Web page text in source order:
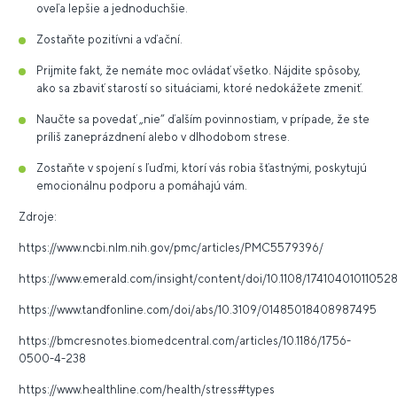
oveľa lepšie a jednoduchšie.
Zostaňte pozitívni a vďační.
Prijmite fakt, že nemáte moc ovládať všetko. Nájdite spôsoby,
ako sa zbaviť starostí so situáciami, ktoré nedokážete zmeniť.
Naučte sa povedať „nie“ ďalším povinnostiam, v prípade, že ste
príliš zaneprázdnení alebo v dlhodobom strese.
Zostaňte v spojení s ľuďmi, ktorí vás robia šťastnými, poskytujú
emocionálnu podporu a pomáhajú vám.
Zdroje:
https://www.ncbi.nlm.nih.gov/pmc/articles/PMC5579396/
https://www.emerald.com/insight/content/doi/10.1108/
https://www.tandfonline.com/doi/abs/10.3109/01485018408987495
https://bmcresnotes.biomedcentral.com/articles/10.1186/1756-
0500-4-238
https://www.healthline.com/health/stress#types